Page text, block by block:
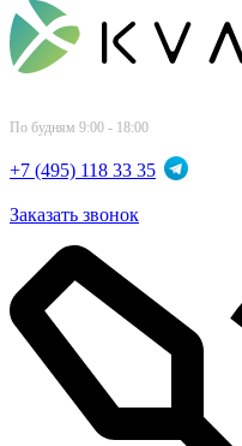
По будням 9:00 - 18:00
+7 (495) 118 33 35
Заказать звонок